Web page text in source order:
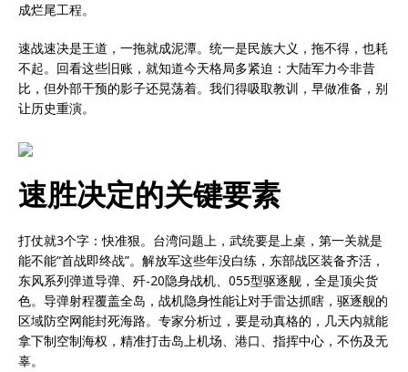
成烂尾工程。
速战速决是王道，一拖就成泥潭。统一是民族大义，拖不得，也耗
不起。回看这些旧账，就知道今天格局多紧迫：大陆军力今非昔
比，但外部干预的影子还晃荡着。我们得吸取教训，早做准备，别
让历史重演。
速胜决定的关键要素
打仗就3个字：快准狠。台湾问题上，武统要是上桌，第一关就是
能不能“首战即终战”。解放军这些年没白练，东部战区装备齐活，
东风系列弹道导弹、歼-20隐身战机、055型驱逐舰，全是顶尖货
色。导弹射程覆盖全岛，战机隐身性能让对手雷达抓瞎，驱逐舰的
区域防空网能封死海路。专家分析过，要是动真格的，几天内就能
拿下制空制海权，精准打击岛上机场、港口、指挥中心，不伤及无
辜。